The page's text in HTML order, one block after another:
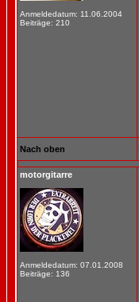
Anmeldedatum: 11.06.2004
Beiträge: 210
Nach oben
motorgitarre
Anmeldedatum: 07.01.2008
Beiträge: 136